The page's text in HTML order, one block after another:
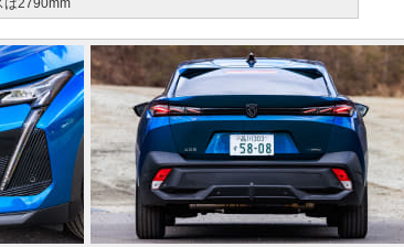
は2790mm